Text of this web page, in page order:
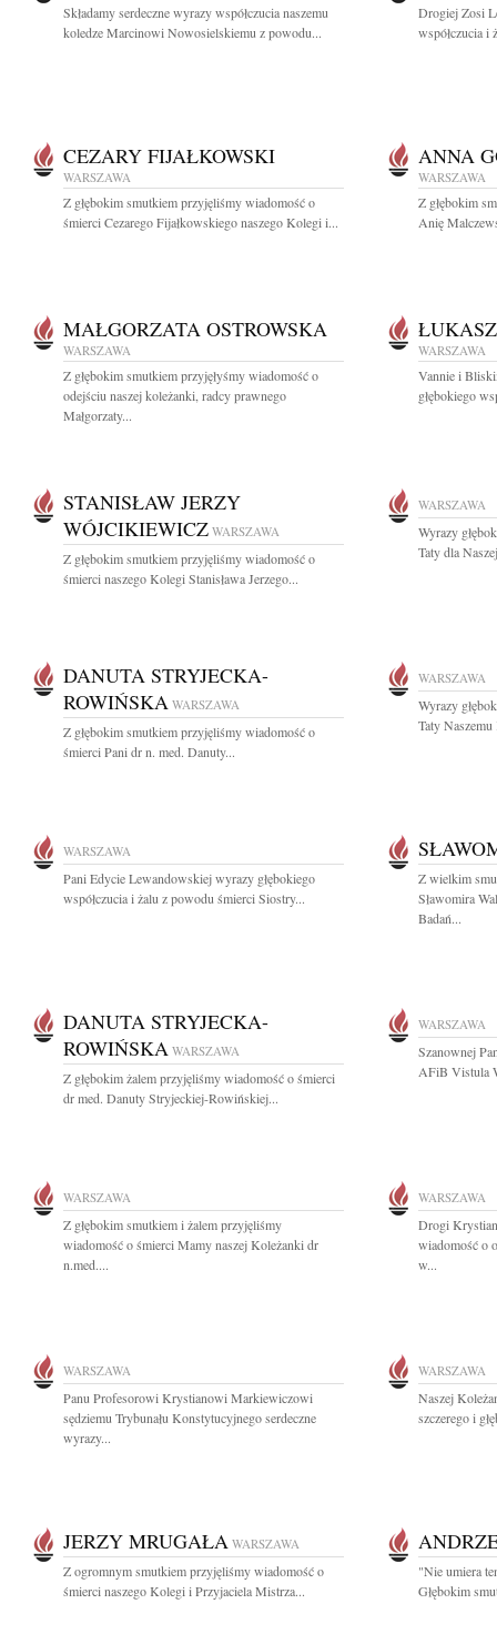
Składamy serdeczne wyrazy współczucia naszemu
koledze Marcinowi Nowosielskiemu z powodu...
Drogiej Zosi
współczucia i
CEZARY FIJAŁKOWSKI
WARSZAWA
Z głębokim smutkiem przyjęliśmy wiadomość o
śmierci Cezarego Fijałkowskiego naszego Kolegi i...
ANNA
WARSZAWA
Z głębokim
Anię
MAŁGORZATA OSTROWSKA
WARSZAWA
Z głębokim smutkiem przyjęłyśmy wiadomość o
odejściu naszej koleżanki, radcy prawnego
Małgorzaty...
WARSZAWA
Vannie i
głębokiego
STANISŁAW JERZY
WÓJCIKIEWICZ WARSZAWA
Z głębokim smutkiem przyjęliśmy wiadomość o
śmierci naszego Kolegi Stanisława Jerzego...
WARSZAWA
Wyrazy
Taty dla
DANUTA STRYJECKA-
ROWIŃSKA WARSZAWA
Z głębokim smutkiem przyjęliśmy wiadomość o
śmierci Pani dr n. med. Danuty...
WARSZAWA
Wyrazy
Taty
WARSZAWA
Pani Edycie Lewandowskiej wyrazy głębokiego
współczucia i żalu z powodu śmierci Siostry...
Z wielkim
Sławomira
Badań...
DANUTA STRYJECKA-
ROWIŃSKA WARSZAWA
Z głębokim żalem przyjęliśmy wiadomość o śmierci
dr med. Danuty Stryjeckiej-Rowińskiej...
WARSZAWA
Szanownej
AFiB Vistula
WARSZAWA
Z głębokim smutkiem i żalem przyjęliśmy
wiadomość o śmierci Mamy naszej Koleżanki dr
n.med....
WARSZAWA
Drogi
wiadomość o
w...
WARSZAWA
Panu Profesorowi Krystianowi Markiewiczowi
sędziemu Trybunału Konstytucyjnego serdeczne
wyrazy...
WARSZAWA
Naszej
szczerego i
JERZY MRUGAŁA WARSZAWA
Z ogromnym smutkiem przyjęliśmy wiadomość o
śmierci naszego Kolegi i Przyjaciela Mistrza...
"Nie umiera
Głębokim